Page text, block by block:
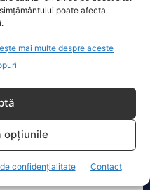
poate afecta
mai multe despre aceste
opțiunile
confidențialitate Contact
dispozitive.
F‑16 în zona
de un avion
în zona Padina, în